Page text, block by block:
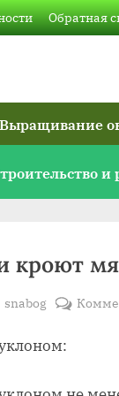
Обратная
Выращивание
и
кроют
By
snabog